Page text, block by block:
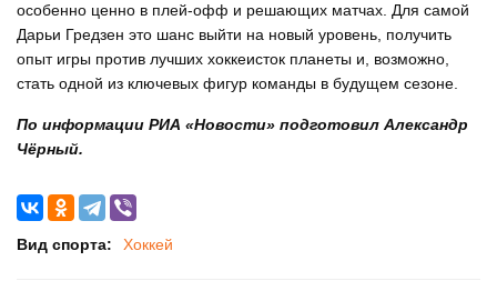
особенно ценно в плей-офф и решающих матчах. Для самой
Дарьи Гредзен это шанс выйти на новый уровень, получить
опыт игры против лучших хоккеисток планеты и, возможно,
стать одной из ключевых фигур команды в будущем сезоне.
По информации РИА «Новости» подготовил Александр
Чёрный.
Вид спорта: Хоккей